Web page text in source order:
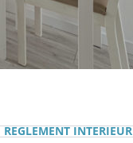
REGLEMENT INTERIEUR